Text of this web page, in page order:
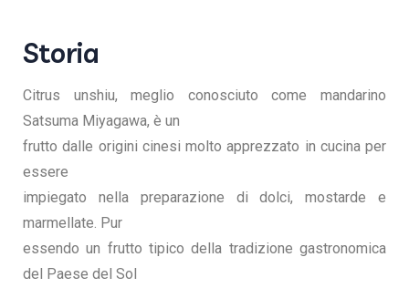
Storia
Citrus unshiu, meglio conosciuto come mandarino
Satsuma Miyagawa, è un
frutto dalle origini cinesi molto apprezzato in cucina per
essere
impiegato nella preparazione di dolci, mostarde e
marmellate. Pur
essendo un frutto tipico della tradizione gastronomica
del Paese del Sol